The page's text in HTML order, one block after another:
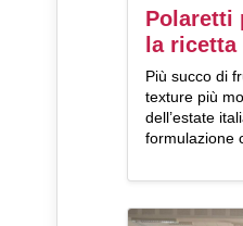
Polaretti
la
Più succo di
texture più
dell’estate
formulazione